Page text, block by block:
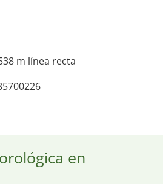
m línea recta
en